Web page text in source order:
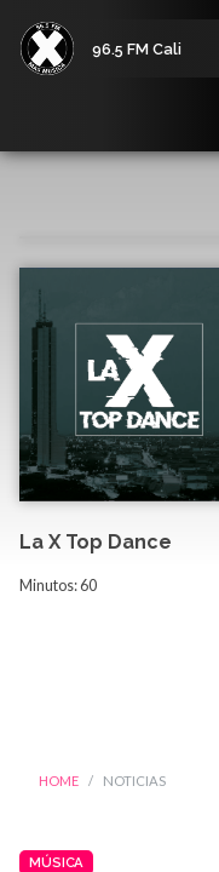
96.5 FM Cali
La X Top Dance
Minutos: 60
HOME NOTICIAS
MÚSICA